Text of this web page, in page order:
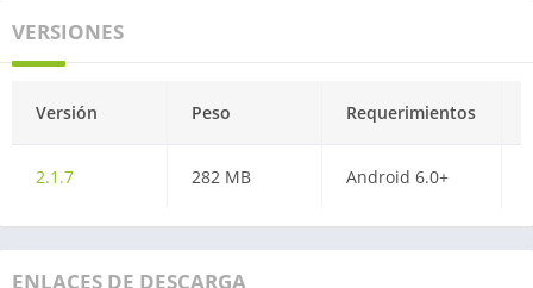
VERSIONES
Versión Peso Requerimientos
2.1.7 282 MB Android 6.0+
ENLACES DE DESCARGA